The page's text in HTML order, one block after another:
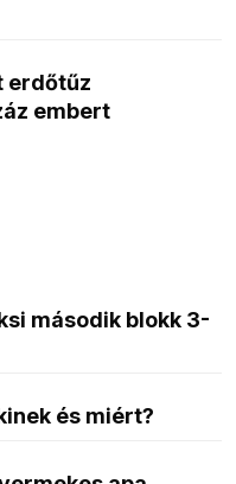
erdőtűz
embert
második blokk 3-
és miért?